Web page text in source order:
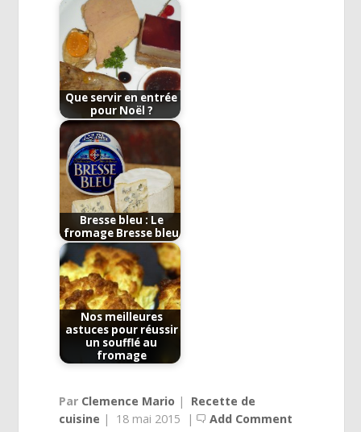
Que servir en entrée
pour Noël ?
Bresse bleu : Le
fromage Bresse bleu
Nos meilleures
astuces pour réussir
un soufflé au
fromage
Par Clemence Mario | Recette de
cuisine | 18 mai 2015 | Add Comment